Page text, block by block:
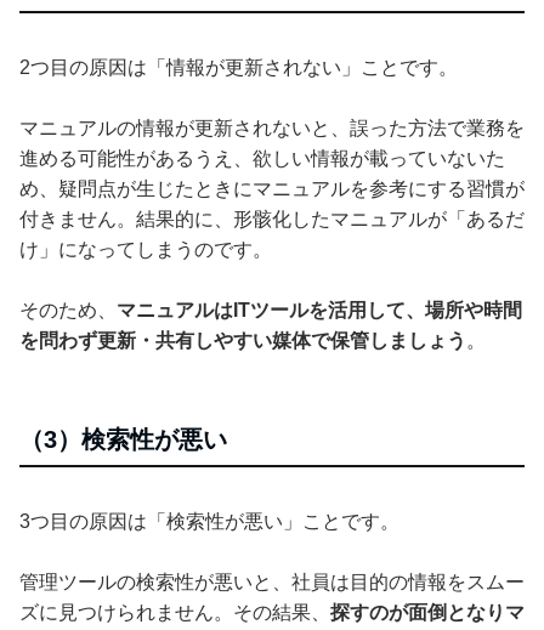
2つ目の原因は「情報が更新されない」ことです。
マニュアルの情報が更新されないと、誤った方法で業務を
進める可能性があるうえ、欲しい情報が載っていないた
め、疑問点が生じたときにマニュアルを参考にする習慣が
付きません。結果的に、形骸化したマニュアルが「あるだ
け」になってしまうのです。
そのため、 マニュアルはITツールを活用して、場所や時間
を問わず更新・共有しやすい媒体で保管しましょう 。
（3）検索性が悪い
3つ目の原因は「検索性が悪い」ことです。
管理ツールの検索性が悪いと、社員は目的の情報をスムー
ズに見つけられません。その結果、 探すのが面倒となりマ